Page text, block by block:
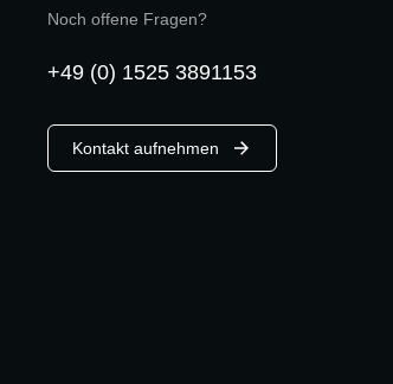
Noch offene Fragen?
+49 (0) 1525 3891153
Kontakt aufnehmen